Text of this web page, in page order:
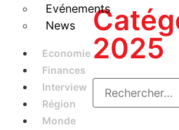
Evénements
News
Economie
Finances
Interview
Région
Monde
2025